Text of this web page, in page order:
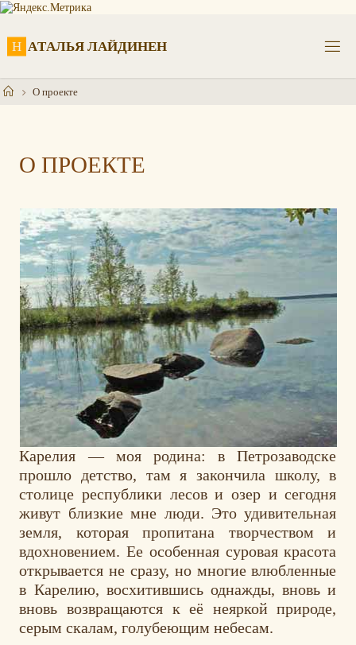
Перейти
Н АТАЛЬЯ ЛАЙДИНЕН
ГлавнаяО проекте
О ПРОЕКТЕ
Карелия — моя родина: в Петрозаводске
прошло детство, там я закончила школу, в
столице республики лесов и озер и сегодня
живут близкие мне люди. Это удивительная
земля, которая пропитана творчеством и
вдохновением. Ее особенная суровая красота
открывается не сразу, но многие влюбленные
в Карелию, восхитившись однажды, вновь и
вновь возвращаются к её неяркой природе,
серым скалам, голубеющим небесам.